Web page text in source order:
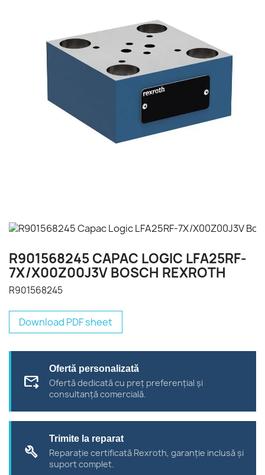
R901568245 CAPAC LOGIC LFA25RF-
7X/X00Z00J3V BOSCH REXROTH
R901568245
Download PDF sheet
forward_to_inbox
Ofertă personalizată
Ofertă dedicată cu preț preferențial și
consultanță comercială.
build
Trimite la reparat
Reparație certificată Rexroth, garanție inclusă și
suport complet.